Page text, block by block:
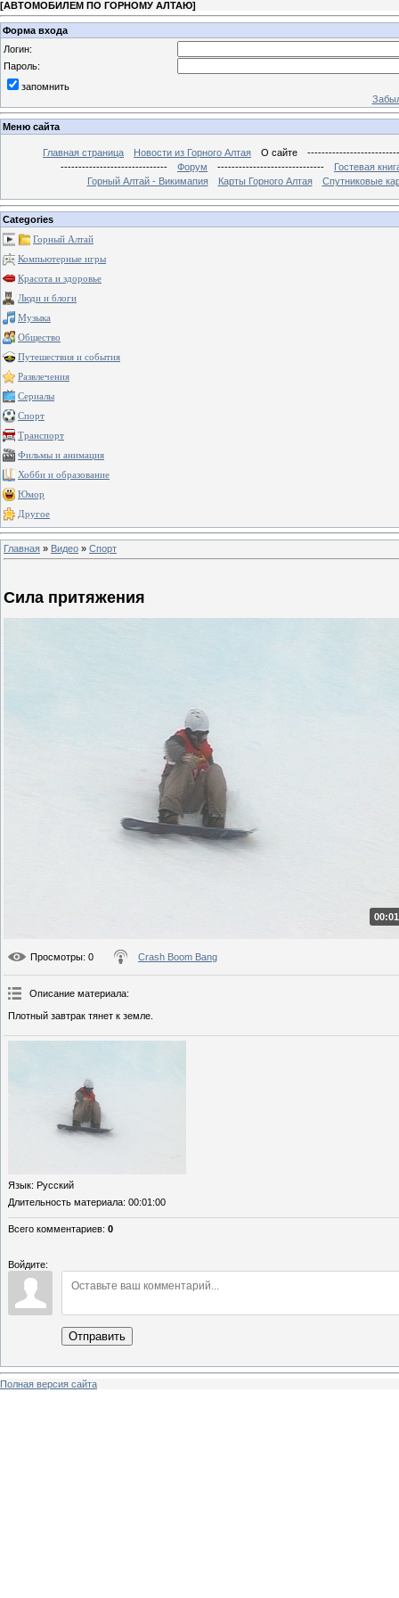
[АВТОМОБИЛЕМ ПО ГОРНОМУ АЛТАЮ]
Форма входа
Логин:
Пароль:
запомнить
Меню сайта
Главная страница Новости из Горного Алтая О сайте
------------------------------
Форум ------------------------------
Гостевая
Горный Алтай - Викимапия
Карты Горного Алтая Спутниковые
Categories
Горный Алтай
Компьютерные игры
Красота и здоровье
Люди и блоги
Музыка
Общество
Путешествия и события
Развлечения
Сериалы
Спорт
Транспорт
Фильмы и анимация
Хобби и образование
Юмор
Другое
Главная » Видео » Спорт
Сила притяжения
Просмотры: 0 Crash Boom Bang
Описание материала:
Плотный завтрак тянет к земле.
Язык: Русский
Длительность материала: 00:01:00
Всего комментариев: 0
Войдите:
Отправить
Полная версия сайта